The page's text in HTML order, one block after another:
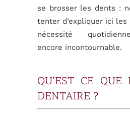
se brosser les dents :
tenter d’expliquer ici les
nécessité
encore incontournable.
QU’EST CE QUE
DENTAIRE ?